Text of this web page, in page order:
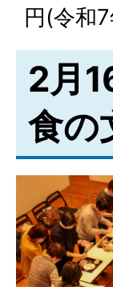
円(令和
2月
食の